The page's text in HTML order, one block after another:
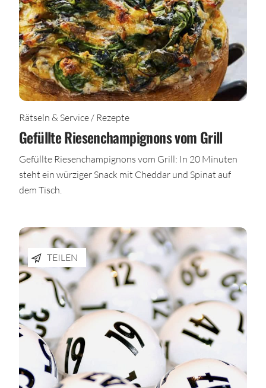
Rätseln & Service / Rezepte
Gefüllte Riesenchampignons vom Grill
Gefüllte Riesenchampignons vom Grill: In 20 Minuten
steht ein würziger Snack mit Cheddar und Spinat auf
dem Tisch.
TEILEN